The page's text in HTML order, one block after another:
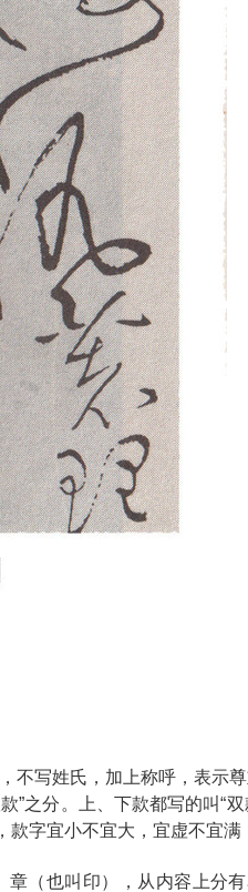
不写姓氏，加上称呼，表示尊
分。上、下款都写的叫“双
款字宜小不宜大，宜虚不宜
（也叫印），从内容上分